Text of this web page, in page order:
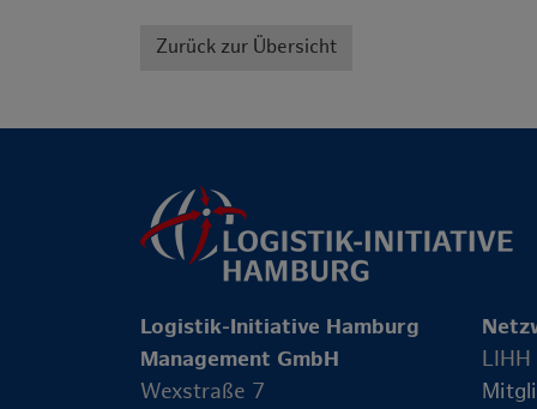
Zurück zur Übersicht
Logistik-Initiative Hamburg
Management GmbH
Wexstraße 7
LIHH